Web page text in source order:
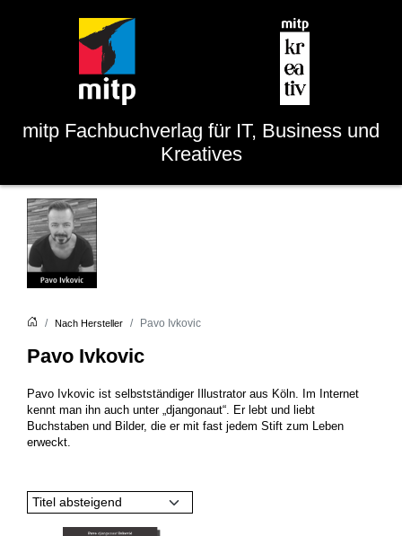
mitp Fachbuchverlag für IT, Business und
Kreatives
Nach Hersteller Pavo Ivkovic
Pavo Ivkovic
Pavo Ivkovic ist selbstständiger Illustrator aus Köln. Im Internet
kennt man ihn auch unter „djangonaut“. Er lebt und liebt
Buchstaben und Bilder, die er mit fast jedem Stift zum Leben
erweckt.
Titel absteigend